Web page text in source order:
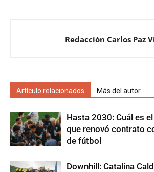
Redacción Carlos Paz
Artículo relacionados Más del autor
Hasta 2030: Cuál es
que renovó contrato
de fútbol
Downhill: Catalina